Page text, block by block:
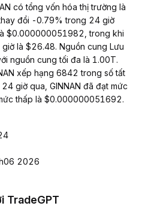
có tổng vốn hóa thị trường là
đổi -0.79% trong 24 giờ
$0.000000051982, trong khi
là $26.48. Nguồn cung Lưu
nguồn cung tối đa là 1.00T.
xếp hạng 6842 trong số tất
giờ qua, GINNAN đã đạt mức
thấp là $0.000000051692.
2026
TradeGPT